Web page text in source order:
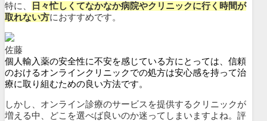
特に、
日々忙しくてなかなか病院やクリニックに行く時間が
取れない方におすすめです。
佐藤
個人輸入薬の安全性に不安を感じている方にとっては、信頼
のおけるオンラインクリニックでの処方は安心感を持って治
療に取り組むための良い方法です。
しかし、オンライン診療のサービスを提供するクリニックが
増える中、どこを選べば良いのか迷ってしまいますよね。評